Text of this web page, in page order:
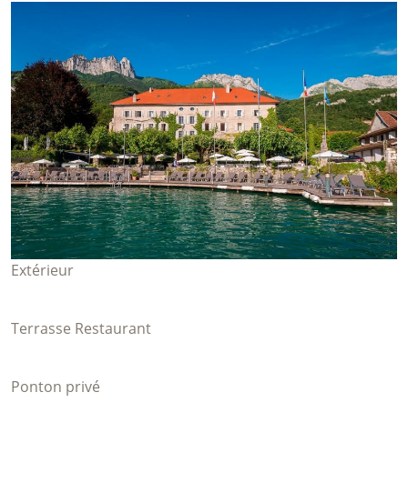
Extérieur
Terrasse Restaurant
Ponton privé